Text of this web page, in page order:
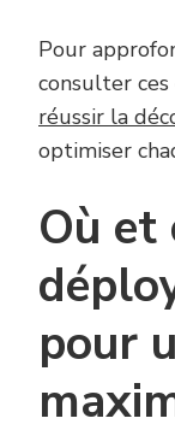
Pour
consulter
réussir la
optimiser
Où et
pour